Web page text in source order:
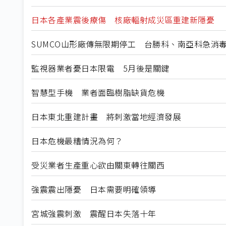
日本各產業震後療傷 核廠輻射成災區重建新隱憂
SUMCO山形廠傳無限期停工 台勝科、南亞科急消
監視器業者憂日本限電 5月後是關鍵
智慧型手機 業者面臨樹脂缺貨危機
日本東北重建計畫 將刺激當地經濟發展
日本危機最糟情況為何？
受災業者生產重心欲由關東轉往關西
強震震出隱憂 日本需要明確領導
宮城強震刺激 震醒日本失落十年